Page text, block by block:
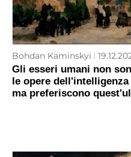
Bohdan Kaminskyi
Gli esseri umani non
le opere
ma preferiscono